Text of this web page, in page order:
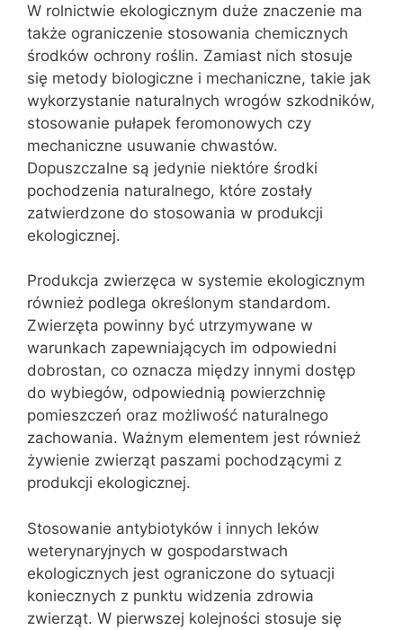
W rolnictwie ekologicznym duże znaczenie ma
także ograniczenie stosowania chemicznych
środków ochrony roślin. Zamiast nich stosuje
się metody biologiczne i mechaniczne, takie jak
wykorzystanie naturalnych wrogów szkodników,
stosowanie pułapek feromonowych czy
mechaniczne usuwanie chwastów.
Dopuszczalne są jedynie niektóre środki
pochodzenia naturalnego, które zostały
zatwierdzone do stosowania w produkcji
ekologicznej.
Produkcja zwierzęca w systemie ekologicznym
również podlega określonym standardom.
Zwierzęta powinny być utrzymywane w
warunkach zapewniających im odpowiedni
dobrostan, co oznacza między innymi dostęp
do wybiegów, odpowiednią powierzchnię
pomieszczeń oraz możliwość naturalnego
zachowania. Ważnym elementem jest również
żywienie zwierząt paszami pochodzącymi z
produkcji ekologicznej.
Stosowanie antybiotyków i innych leków
weterynaryjnych w gospodarstwach
ekologicznych jest ograniczone do sytuacji
koniecznych z punktu widzenia zdrowia
zwierząt. W pierwszej kolejności stosuje się